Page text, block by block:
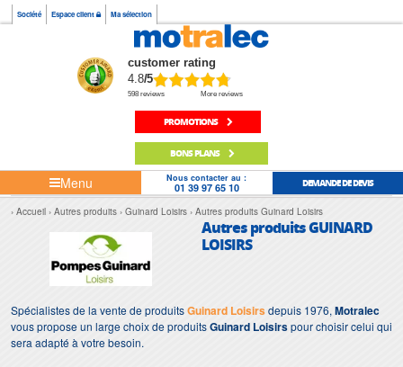
Société Espace client Ma sélection
customer rating
4.8/5
598 reviews More reviews
PROMOTIONS
BONS PLANS
Menu Nous contacter au :
01 39 97 65 10 DEMANDE DE DEVIS
Accueil Autres produits Guinard Loisirs Autres produits Guinard Loisirs
Autres produits GUINARD
LOISIRS
Spécialistes de la vente de produitsGuinard Loisirsdepuis 1976, Motralec
vous propose un large choix de produitsGuinard Loisirspour choisir celui qui
sera adapté à votre besoin.